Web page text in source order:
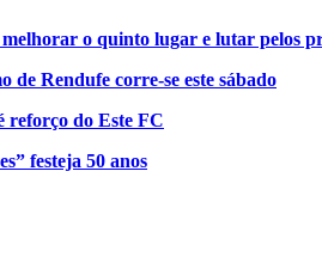
melhorar o quinto lugar e lutar pelos
de Rendufe corre-se este sábado
reforço do Este FC
festeja 50 anos